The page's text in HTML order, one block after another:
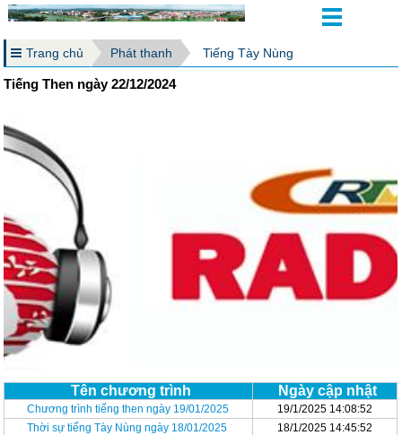
Trang chủ Phát thanh Tiếng Tày Nùng
Tiếng Then ngày 22/12/2024
Tên chương trình Ngày cập nhật
Chương trình tiếng then ngày 19/01/2025
19/1/2025 14:08:52
Thời sự tiếng Tày Nùng ngày 18/01/2025
18/1/2025 14:45:52